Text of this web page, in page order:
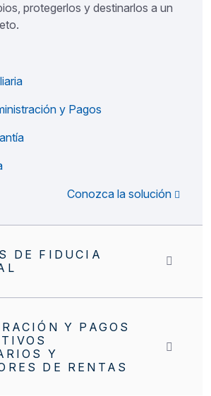
protegerlos y destinarlos a un
y Pagos
Conozca la solución
DE FIDUCIA
Y PAGOS
Y
DE RENTAS